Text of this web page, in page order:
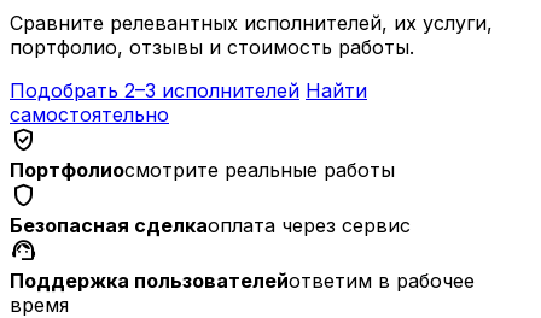
Сравните релевантных исполнителей, их услуги,
портфолио, отзывы и стоимость работы.
Подобрать 2–3 исполнителей Найти
самостоятельно
verified_user
Портфолиосмотрите реальные работы
shield
Безопасная сделкаоплата через сервис
support_agent
Поддержка пользователейответим в рабочее
время